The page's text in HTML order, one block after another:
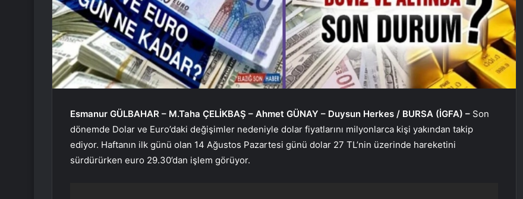
Esmanur GÜLBAHAR – M.Taha ÇELİKBAŞ – Ahmet GÜNAY – Duysun Herkes / BURSA (İGFA) – Son
dönemde Dolar ve Euro’daki değişimler nedeniyle dolar fiyatlarını milyonlarca kişi yakından takip
ediyor. Haftanın ilk günü olan 14 Ağustos Pazartesi günü dolar 27 TL’nin üzerinde hareketini
sürdürürken euro 29.30’dan işlem görüyor.